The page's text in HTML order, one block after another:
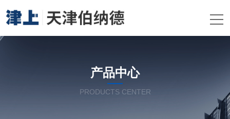
产品中心
PRODUCTS CENTER